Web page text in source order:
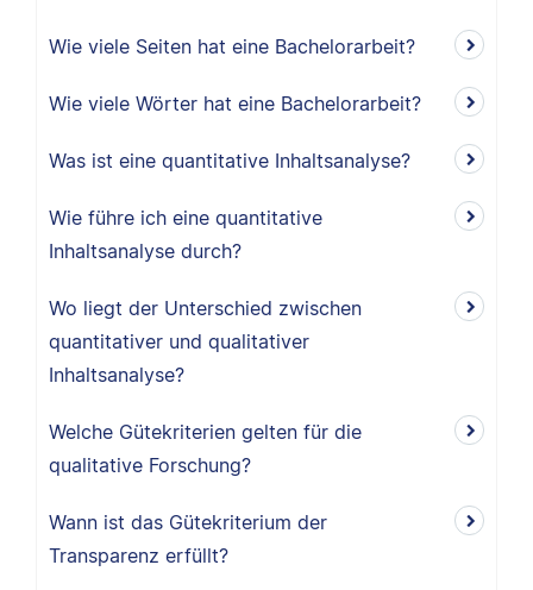
Wie viele Seiten hat eine Bachelorarbeit?
Wie viele Wörter hat eine Bachelorarbeit?
Was ist eine quantitative Inhaltsanalyse?
Wie führe ich eine quantitative
Inhaltsanalyse durch?
Wo liegt der Unterschied zwischen
quantitativer und qualitativer
Inhaltsanalyse?
Welche Gütekriterien gelten für die
qualitative Forschung?
Wann ist das Gütekriterium der
Transparenz erfüllt?